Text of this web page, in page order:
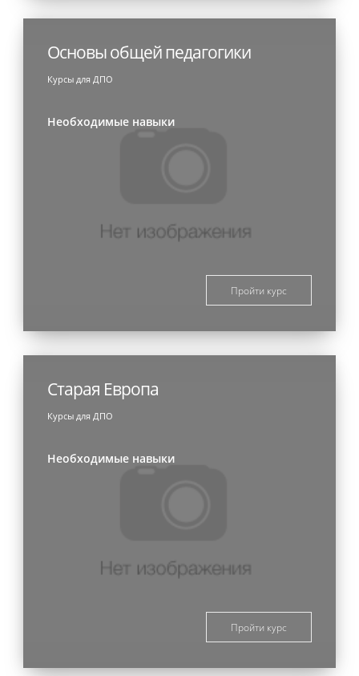
Основы общей педагогики
Курсы для ДПО
Необходимые навыки
Пройти курс
Старая Европа
Курсы для ДПО
Необходимые навыки
Пройти курс